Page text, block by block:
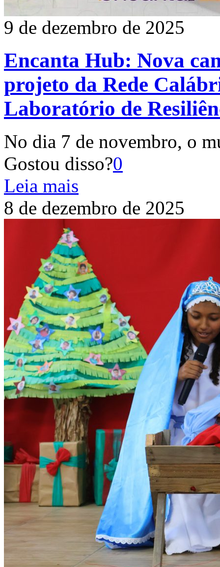
9 de dezembro de 2025
Encanta Hub: Nova
projeto da Rede
Laboratório de
No dia 7 de novembro, o
Gostou disso?0
Leia mais
8 de dezembro de 2025